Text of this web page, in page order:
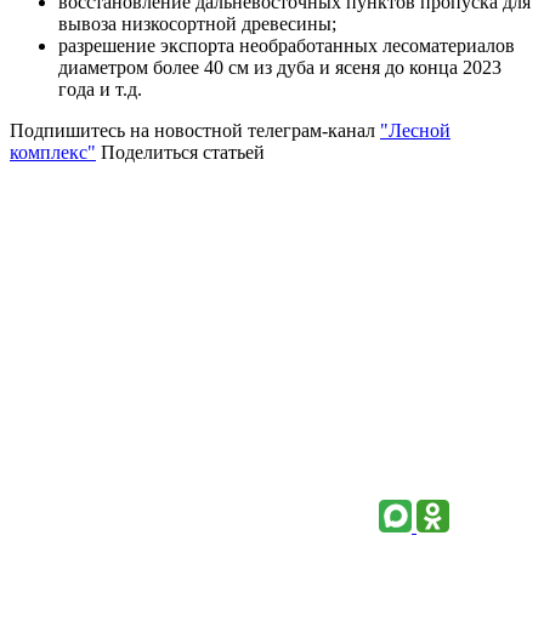
вывоза низкосортной древесины;
разрешение экспорта необработанных лесоматериалов
диаметром более 40 см из дуба и ясеня до конца 2023
года и т.д.
Подпишитесь на новостной телеграм-канал "Лесной
комплекс" Поделиться статьей